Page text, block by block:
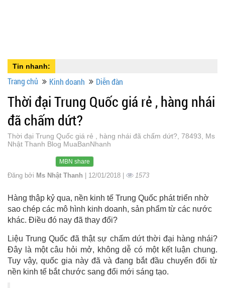
Tin nhanh:
Trang chủ Kinh doanh Diễn đàn
Thời đại Trung Quốc giá rẻ , hàng nhái
đã chấm dứt?
Thời đại Trung Quốc giá rẻ , hàng nhái đã chấm dứt?, 78493, Ms
Nhật Thanh Blog MuaBanNhanh
MBN share
Đăng bởi Ms Nhật Thanh | 12/01/2018 | 1573
Hàng thập kỷ qua, nền kinh tế Trung Quốc phát triển nhờ
sao chép các mô hình kinh doanh, sản phẩm từ các nước
khác. Điều đó nay đã thay đổi?
Liệu Trung Quốc đã thật sự chấm dứt thời đại hàng nhái?
Đây là một câu hỏi mở, không dễ có một kết luận chung.
Tuy vậy, quốc gia này đã và đang bắt đầu chuyển đổi từ
nền kinh tế bắt chước sang đổi mới sáng tạo.